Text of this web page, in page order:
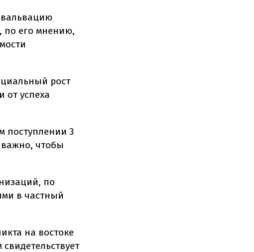
по его мнению,
рост
от успеха
поступлении 3
чтобы
по
в частный
на востоке